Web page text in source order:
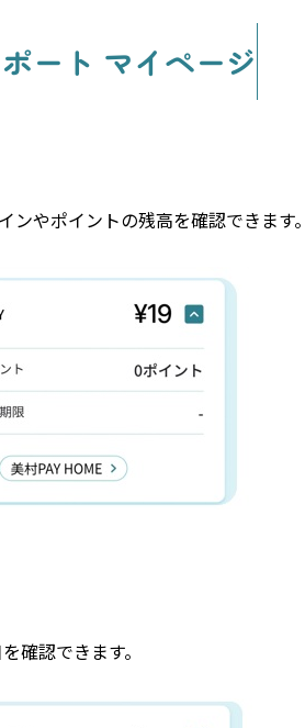
ート マイページ
ンやポイントの残高を確認できます。
確認できます。